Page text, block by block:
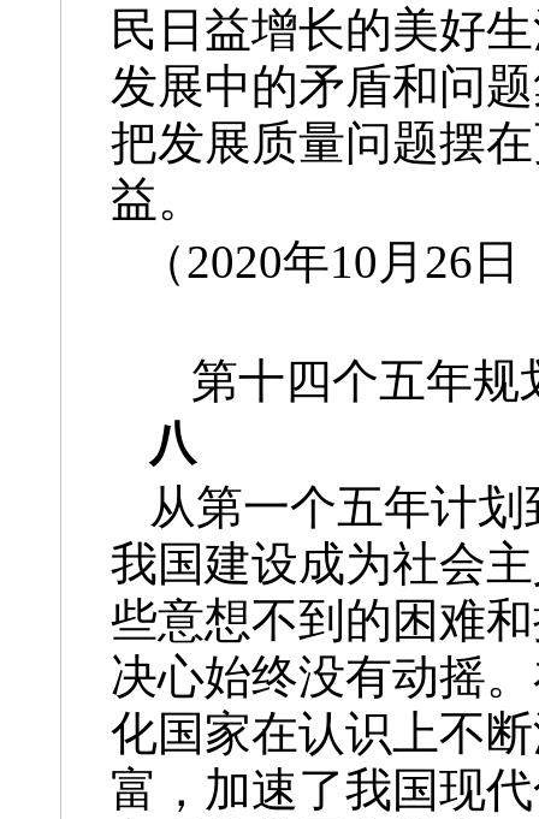
民日益增长的美好
发展中的矛盾和问
把发展质量问题摆
益。
（2020年10月26
第十四个五年规
八
从第一个五年计
我国建设成为社会
些意想不到的困难
决心始终没有动摇
化国家在认识上不
富，加速了我国现